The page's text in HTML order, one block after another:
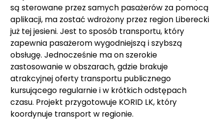
są sterowane przez samych pasażerów za pomocą
aplikacji, ma zostać wdrożony przez region Liberecki
już tej jesieni. Jest to sposób transportu, który
zapewnia pasażerom wygodniejszą i szybszą
obsługę. Jednocześnie ma on szerokie
zastosowanie w obszarach, gdzie brakuje
atrakcyjnej oferty transportu publicznego
kursującego regularnie i w krótkich odstępach
czasu. Projekt przygotowuje KORID LK, który
koordynuje transport w regionie.